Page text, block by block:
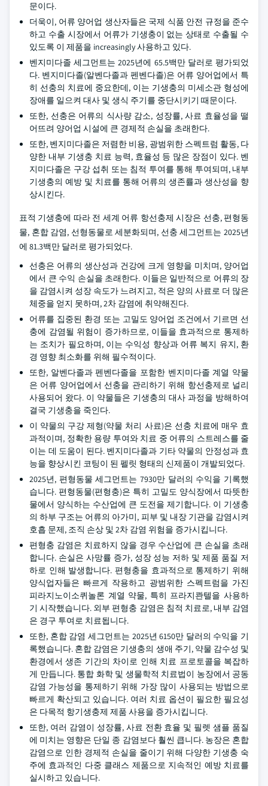
문이다.
더욱이, 어류 양어업 생산자들은 국제 식품 안전 규정을 준수
하고 수출 시장에서 어류가 기생충이 없는 상태로 수출될 수
있도록 이 제품을 increasingly 사용하고 있다.
벤지미다졸 세그먼트는 2025년에 65.5백만 달러로 평가되었
다. 벤지미다졸(알벤다졸과 펜벤다졸)은 어류 양어업에서 특
히 선충의 치료에 중요한데, 이는 기생충의 미세소관 형성에
장애를 일으켜 대사 및 생식 주기를 중단시키기 때문이다.
또한, 선충은 어류의 식사량 감소, 성장률, 사료 효율성을 떨
어뜨려 양어업 시설에 큰 경제적 손실을 초래한다.
또한, 벤지미다졸은 저렴한 비용, 광범위한 스펙트럼 활동, 다
양한 내부 기생충 치료 능력, 효율성 등 많은 장점이 있다. 벤
지미다졸은 구강 섭취 또는 침적 투여를 통해 투여되며, 내부
기생충의 예방 및 치료를 통해 어류의 생존률과 생산성을 향
상시킨다.
표적 기생충에 따라 전 세계 어류 항선충제 시장은 선충, 편형동
물, 혼합 감염, 선형동물로 세분화되며, 선충 세그먼트는 2025년
에 81.3백만 달러로 평가되었다.
선충은 어류의 생산성과 건강에 크게 영향을 미치며, 양어업
에서 큰 수익 손실을 초래한다. 이들은 일반적으로 어류의 장
을 감염시켜 성장 속도가 느려지고, 적은 양의 사료로 더 많은
체중을 얻지 못하며, 2차 감염에 취약해진다.
어류를 집중된 환경 또는 고밀도 양어업 조건에서 기르면 선
충에 감염될 위험이 증가하므로, 이들을 효과적으로 통제하
는 조치가 필요하며, 이는 수익성 향상과 어류 복지 유지, 환
경 영향 최소화를 위해 필수적이다.
또한, 알벤다졸과 펜벤다졸을 포함한 벤지미다졸 계열 약물
은 어류 양어업에서 선충을 관리하기 위해 항선충제로 널리
사용되어 왔다. 이 약물들은 기생충의 대사 과정을 방해하여
결국 기생충을 죽인다.
이 약물의 구강 제형(약물 처리 사료)은 선충 치료에 매우 효
과적이며, 정확한 용량 투여와 치료 중 어류의 스트레스를 줄
이는 데 도움이 된다. 벤지미다졸과 기타 약물의 안정성과 효
능을 향상시킨 코팅이 된 펠릿 형태의 신제품이 개발되었다.
2025년, 편형동물 세그먼트는 7930만 달러의 수익을 기록했
습니다. 편형동물(편형충)은 특히 고밀도 양식장에서 따뜻한
물에서 양식하는 수산업에 큰 도전을 제기합니다. 이 기생충
의 하부 구조는 어류의 아가미, 피부 및 내장 기관을 감염시켜
호흡 문제, 조직 손상 및 2차 감염 위험을 증가시킵니다.
편형충 감염은 치료하지 않을 경우 수산업에 큰 손실을 초래
합니다. 손실은 사망률 증가, 성장 성능 저하 및 제품 품질 저
하로 인해 발생합니다. 편형충을 효과적으로 통제하기 위해
양식업자들은 빠르게 작용하고 광범위한 스펙트럼을 가진
피라지노이소퀴놀론 계열 약물, 특히 프라지콴텔을 사용하
기 시작했습니다. 외부 편형충 감염은 침적 치료로, 내부 감염
은 경구 투여로 치료됩니다.
또한, 혼합 감염 세그먼트는 2025년 6150만 달러의 수익을 기
록했습니다. 혼합 감염은 기생충의 생애 주기, 약물 감수성 및
환경에서 생존 기간의 차이로 인해 치료 프로토콜을 복잡하
게 만듭니다. 통합 화학 및 생물학적 치료법이 농장에서 공동
감염 가능성을 통제하기 위해 가장 많이 사용되는 방법으로
빠르게 확산되고 있습니다. 여러 치료 옵션이 필요한 필요성
은 다목적 항기생충제 제품 사용을 증가시킵니다.
또한, 여러 감염이 성장률, 사료 전환 효율 및 필렛 샘플 품질
에 미치는 영향은 단일 종 감염보다 훨씬 큽니다. 농장은 혼합
감염으로 인한 경제적 손실을 줄이기 위해 다양한 기생충 숙
주에 효과적인 다중 클래스 제품으로 지속적인 예방 치료를
실시하고 있습니다.